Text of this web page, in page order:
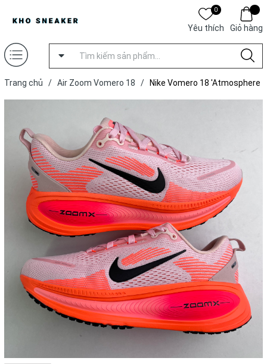
0
Yêu thích Giỏ hàng
Trang chủ / Air Zoom Vomero 18 /
Nike Vomero 18 'Atmosphere